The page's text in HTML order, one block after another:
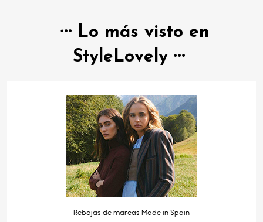
Lo más visto en
StyleLovely
Rebajas de marcas Made in Spain